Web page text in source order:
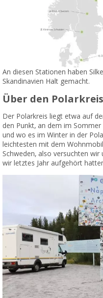
An diesen Stationen haben
Skandinavien Halt gemacht.
Über den Polarkreis
Der Polarkreis liegt etwa auf
den Punkt, an dem im
und wo es im Winter in der
leichtesten mit dem
Schweden, also versuchten
wir letztes Jahr aufgehört